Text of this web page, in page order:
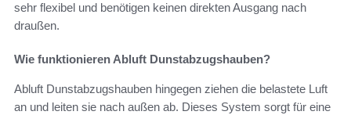
sehr flexibel und benötigen keinen direkten Ausgang nach
draußen.
Wie funktionieren Abluft Dunstabzugshauben?
Abluft Dunstabzugshauben hingegen ziehen die belastete Luft
an und leiten sie nach außen ab. Dieses System sorgt für eine